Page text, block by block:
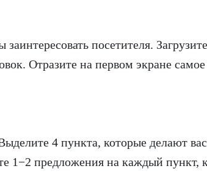
посетителя. Загрузите
Отразите на первом экране
4 пункта, которые делают вас
1−2 предложения на каждый пункт,